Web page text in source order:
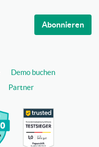
Abonnieren
Demo buchen
Partner